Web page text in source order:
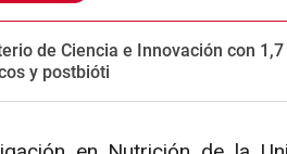
de Ciencia e Innovación con
y postbióti